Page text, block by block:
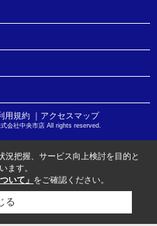
用規約 ｜アクセスマップ
会社中央市店 All rights reserved.
況把握、サービス向上検討を目的と
ます。
いて」 をご確認ください。
る